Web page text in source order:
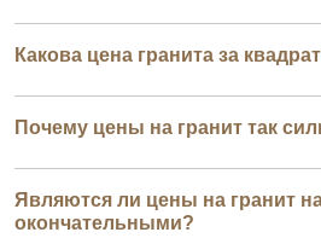
Какова цена гранита за
Почему цены на гранит так
Являются ли цены на гранит
окончательными?